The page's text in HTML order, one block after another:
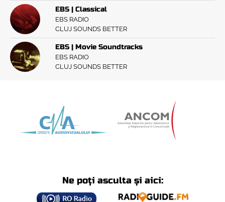
EBS | Classical
EBS RADIO
CLUJ SOUNDS BETTER
EBS | Movie Soundtracks
EBS RADIO
CLUJ SOUNDS BETTER
Ne poți asculta și aici: